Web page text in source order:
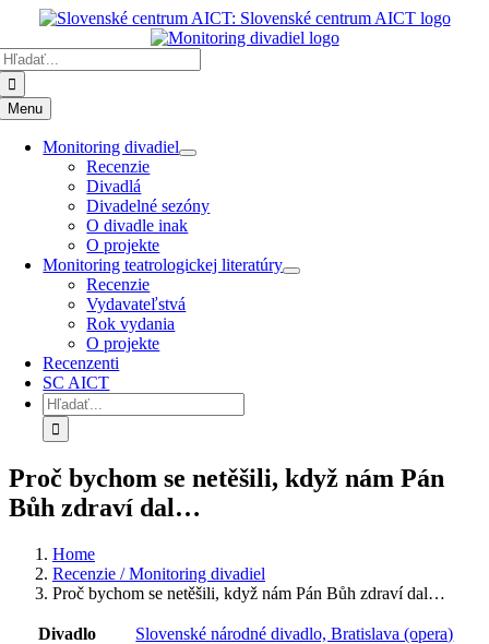
Preskočiť
obsahu
Menu
Monitoring divadiel
Recenzie
Divadlá
Divadelné sezóny
O divadle inak
O projekte
Monitoring teatrologickej literatúry
Recenzie
Vydavateľstvá
Rok vydania
O projekte
Recenzenti
SC AICT
Hľadať:
Proč bychom se netěšili, když nám Pán
Bůh zdraví dal…
Home
Recenzie / Monitoring divadiel
Proč bychom se netěšili, když nám Pán Bůh zdraví dal…
Divadlo
Slovenské národné divadlo, Bratislava (opera)